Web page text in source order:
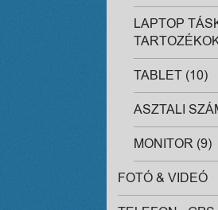
LAPTOP
TABLET (10)
ASZTALI
MONITOR (9)
FOTÓ & VIDEÓ